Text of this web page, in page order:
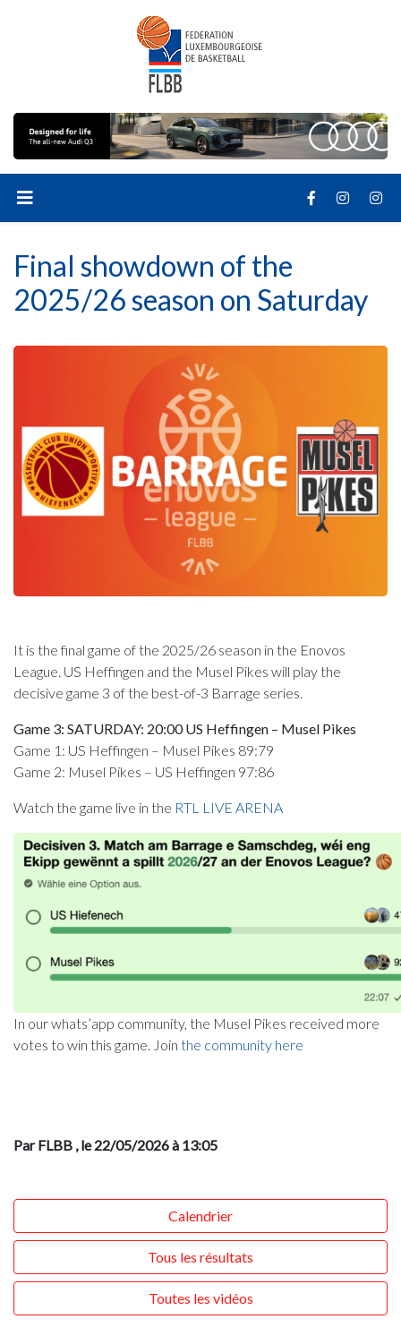
Final showdown of the
2025/26 season on Saturday
It is the final game of the 2025/26 season in the Enovos
League. US Heffingen and the Musel Pikes will play the
decisive game 3 of the best-of-3 Barrage series.
Game 3: SATURDAY: 20:00 US Heffingen – Musel Pikes
Game 1: US Heffingen – Musel Pikes 89:79
Game 2: Musel Pikes – US Heffingen 97:86
Watch the game live in the RTL LIVE ARENA
In our whats’app community, the Musel Pikes received more
votes to win this game. Join the community here
Par FLBB , le 22/05/2026 à 13:05
Calendrier
Tous les résultats
Toutes les vidéos